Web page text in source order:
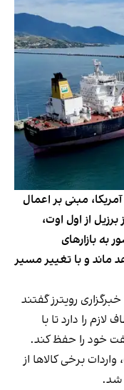
مبنی بر اعمال
از برزیل از اول اوت،
به بازارهای
ماند و با تغییر مسیر
پنج‌شنبه ۱۹ تیر به خبرگزاری رویترز گفتند
را دارد تا با
خود را حفظ کند.
برخی کالاها از